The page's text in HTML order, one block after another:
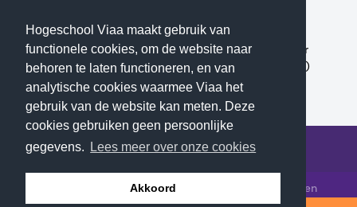
Hogeschool Viaa maakt gebruik van
functionele cookies, om de website naar
behoren te laten functioneren, en van
analytische cookies waarmee Viaa het
gebruik van de website kan meten. Deze
cookies gebruiken geen persoonlijke
gegevens.
Lees meer over onze cookies
Akkoord
Tanja van der Vinne(Docent-onderzoeker
Centrum voor Samenlevingsvraagstukken)
E-mail:t.vandervinne@viaa.nl
© 2026 Hogeschool Viaa - Alle rechten voorbehouden